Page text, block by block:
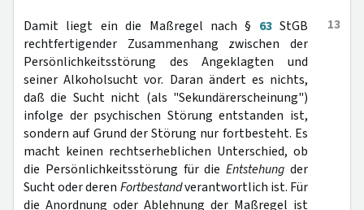
13
Damit liegt ein die Maßregel nach § 63StGB
rechtfertigender Zusammenhang zwischen der
Persönlichkeitsstörung des Angeklagten und
seiner Alkoholsucht vor. Daran ändert es nichts,
daß die Sucht nicht (als "Sekundärerscheinung")
infolge der psychischen Störung entstanden ist,
sondern auf Grund der Störung nur fortbesteht. Es
macht keinen rechtserheblichen Unterschied, ob
die Persönlichkeitsstörung für dieEntstehung der
Sucht oder deren Fortbestandverantwortlich ist. Für
die Anordnung oder Ablehnung der Maßregel ist